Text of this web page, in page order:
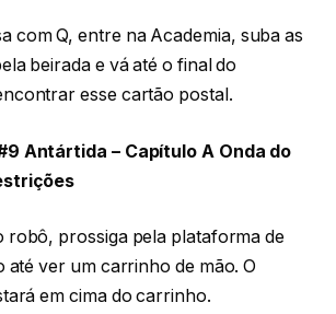
com Q, entre na Academia, suba as
beirada e vá até o final do
esse cartão postal.
Antártida – Capítulo A Onda do
robô, prossiga pela plataforma de
até ver um carrinho de mão. O
em cima do carrinho.